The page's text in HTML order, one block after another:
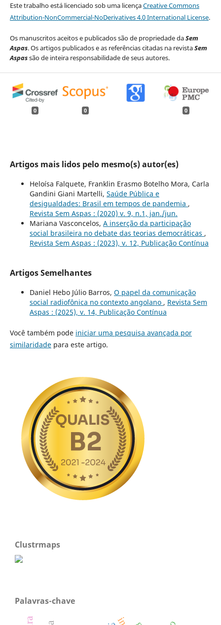
Este trabalho está licenciado sob uma licençaCreative Commons
Attribution-NonCommercial-NoDerivatives 4.0 International License.
Os manuscritos aceitos e publicados são de propriedade daSem
Aspas. Os artigos publicados e as referências citadas na revistaSem
Aspassão de inteira responsabilidade de seus autores.
0 0 0
Artigos mais lidos pelo mesmo(s) autor(es)
Heloísa Falquete, Franklin Erasmo Botelho Mora, Carla
Gandini Giani Martelli, Saúde Pública e
desigualdades: Brasil em tempos de pandemia ,
Revista Sem Aspas : (2020) v. 9, n.1, jan./jun.
Mariana Vasconcelos, A inserção da participação
social brasileira no debate das teorias democráticas ,
Revista Sem Aspas : (2023), v. 12, Publicação Contínua
Artigos Semelhantes
Daniel Hebo Júlio Barros, O papel da comunicação
social radiofônica no contexto angolano , Revista Sem
Aspas : (2025), v. 14, Publicação Contínua
Você também pode iniciar uma pesquisa avançada por
similaridadepara este artigo.
Clustrmaps
Palavras-chave